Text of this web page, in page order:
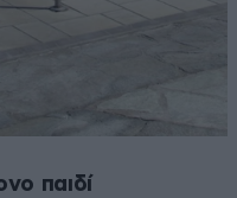
παιδί